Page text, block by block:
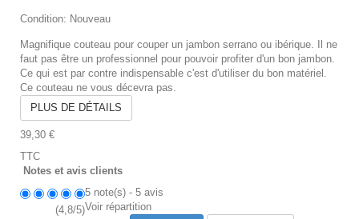
Condition: Nouveau
Magnifique couteau pour couper un jambon serrano ou ibérique. Il ne
faut pas être un professionnel pour pouvoir profiter d'un bon jambon.
Ce qui est par contre indispensable c'est d'utiliser du bon matériel.
Ce couteau ne vous décevra pas.
PLUS DE DÉTAILS
39,30 €
TTC
Notes et avis clients
(4,8/5)
5 note(s) - 5 avis
Voir répartition